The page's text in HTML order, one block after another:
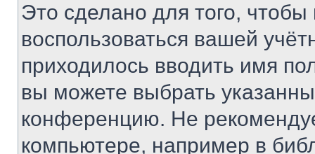
Это сделано для того, чтобы
воспользоваться вашей
приходилось вводить имя
вы можете выбрать
конференцию. Не
компьютере, например в